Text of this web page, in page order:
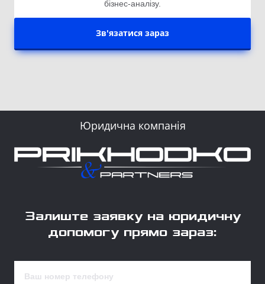
бізнес-аналізу.
Зв'язатися зараз
Юридична компанія
Залиште заявку на юридичну
допомогу прямо зараз: